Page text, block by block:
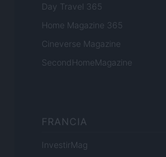
Day Travel 365
Home Magazine 365
Cineverse Magazine
SecondHomeMagazine
FRANCIA
InvestirMag